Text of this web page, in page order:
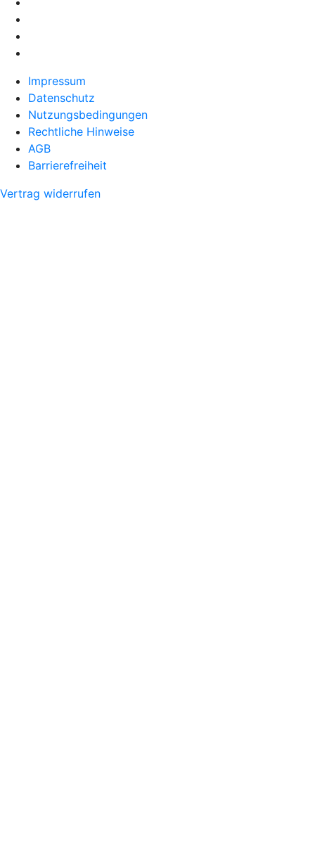
Impressum
Datenschutz
Nutzungsbedingungen
Rechtliche Hinweise
AGB
Barrierefreiheit
Vertrag widerrufen